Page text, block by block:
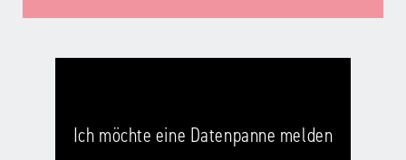
Ich möchte eine Datenpanne melden